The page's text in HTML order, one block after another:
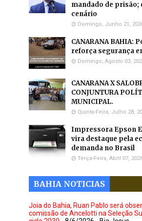
mandado de prisão;
cenário
Domingo, Junho 21,
CANARANA BAHIA:
reforça segurança
Domingo, Agosto 03,
CANARANA X
CONJUNTURA
MUNICIPAL.
Quinta-Feira, Julho 28,
Impressora Epson
vira destaque pela
demanda no Brasil
Terça-Feira, Abril 07,
BAHIA NOTICIAS
Joia do Bahia, Ruan Pablo será
comissão de Ancelotti na Seleção